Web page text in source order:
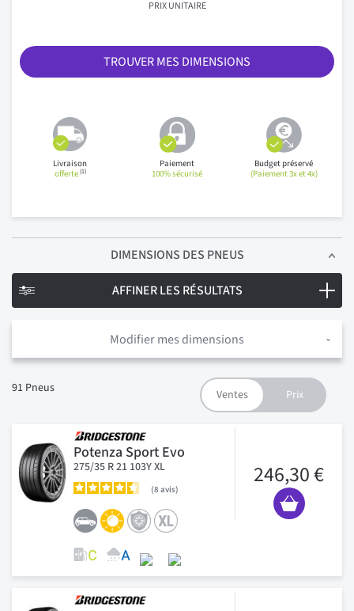
PRIX UNITAIRE
TROUVER MES DIMENSIONS
Livraison
offerte(1)
Paiement
100% sécurisé
Budget préservé
(Paiement 3x et 4x)
DIMENSIONS DES PNEUS
Modifier mes dimensions
91 Pneus
Potenza Sport Evo
275/35 R 21 103Y XL
8 avis
246,30 €
AFFINER LES RÉSULTATS